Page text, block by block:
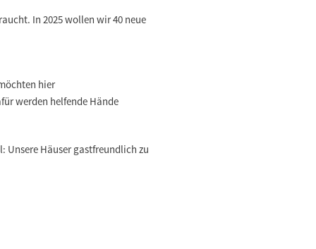
In 2025 wollen wir 40 neue
hier
werden helfende Hände
Unsere Häuser gastfreundlich zu